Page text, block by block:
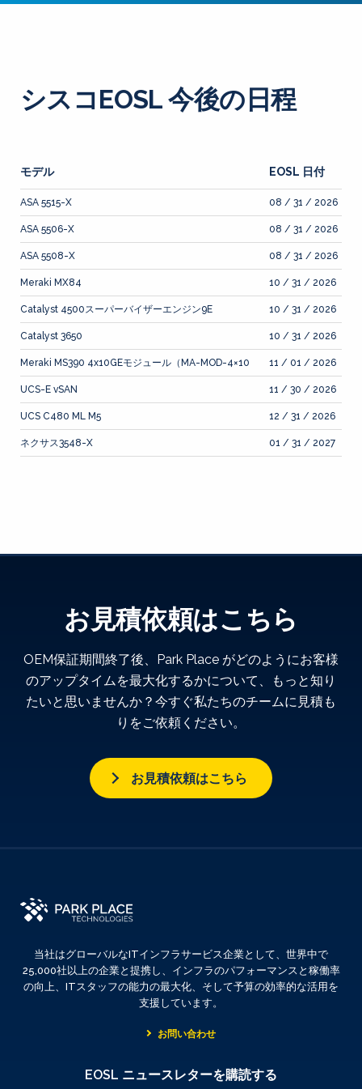
シスコEOSL 今後の日程
モデル EOSL 日付
ASA 5515-X 08 / 31 / 2026
ASA 5506-X 08 / 31 / 2026
ASA 5508-X 08 / 31 / 2026
Meraki MX84 10 / 31 / 2026
Catalyst 4500スーパーバイザーエンジン9E 10 / 31 / 2026
Catalyst 3650 10 / 31 / 2026
Meraki MS390 4x10GEモジュール（MA-MOD-4×10 11 / 01 / 2026
UCS-E vSAN 11 / 30 / 2026
UCS C480 ML M5 12 / 31 / 2026
ネクサス3548-X 01 / 31 / 2027
お見積依頼はこちら
OEM保証期間終了後、Park Place がどのようにお客様
のアップタイムを最大化するかについて、もっと知り
たいと思いませんか？今すぐ私たちのチームに見積も
りをご依頼ください。
お見積依頼はこちら
当社はグローバルなITインフラサービス企業として、世界中で
25,000社以上の企業と提携し、インフラのパフォーマンスと稼働率
の向上、ITスタッフの能力の最大化、そして予算の効率的な活用を
支援しています。
お問い合わせ
EOSL ニュースレターを購読する